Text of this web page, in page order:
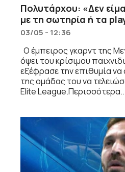
Πολυτάρχου: «Δεν
με τη σωτηρία ή τα
03/05 - 12:36
Ο έμπειρος γκαρντ της
όψει του κρίσιμου
εξέφρασε την επιθυμία
της ομάδας του να
Elite